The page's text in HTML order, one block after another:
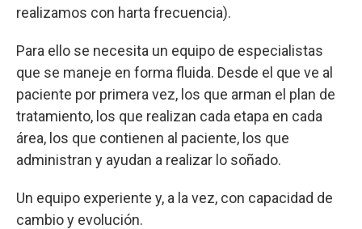
realizamos con harta frecuencia).
Para ello se necesita un equipo de especialistas
que se maneje en forma fluida. Desde el que ve al
paciente por primera vez, los que arman el plan de
tratamiento, los que realizan cada etapa en cada
área, los que contienen al paciente, los que
administran y ayudan a realizar lo soñado.
Un equipo experiente y, a la vez, con capacidad de
cambio y evolución.